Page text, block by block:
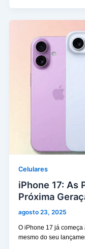
Celulares
iPhone 17: As
Próxima
agosto 23, 2025
O iPhone 17 já
mesmo do seu